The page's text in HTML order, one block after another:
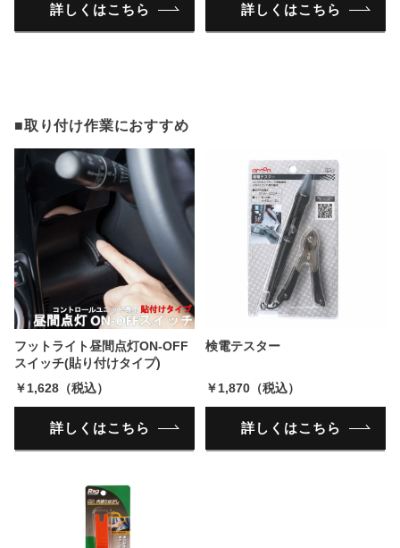
詳しくはこちら 詳しくはこちら
■取り付け作業におすすめ
フットライト昼間点灯ON-OFF
スイッチ(貼り付けタイプ)
￥1,628（税込）
詳しくはこちら
検電テスター
￥1,870（税込）
詳しくはこちら